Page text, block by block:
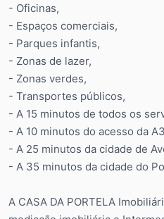
- Oficinas,
- Espaços comerciais,
- Parques infantis,
- Zonas de lazer,
- Zonas verdes,
- Transportes públicos,
- A 15 minutos de todos os
- A 10 minutos do acesso da
- A 25 minutos da cidade de
- A 35 minutos da cidade do
A CASA DA PORTELA